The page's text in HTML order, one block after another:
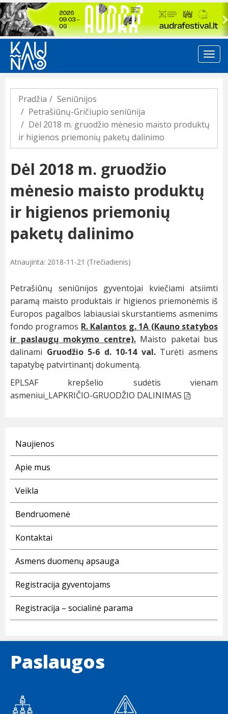
Previous
Pradžia
Seniūnijos
Petrašiūnų-Gričiupio seniūnija
Dėl 2018 m. gruodžio mėnesio maisto produktų
ir higienos priemonių paketų dalinimo
Dėl 2018 m. gruodžio
mėnesio maisto produktų
ir higienos priemonių
paketų dalinimo
Atnaujinta: 2018-11-21 (Trečiadienis)
Petrašiūnų seniūnijos gyventojai kviečiami atsiimti
paramą maisto produktais ir higienos priemonėmis iš
Europos pagalbos labiausiai skurstantiems asmenims
fondo programos R. Kalantos g. 1A (Kauno statybos
ir paslaugų mokymo centre).Maisto paketai bus
dalinami Gruodžio 5-6 d. 10-14 val. Turėti asmens
tapatybę patvirtinantį dokumentą.
EPLSAF krepšelio sudėtis vienam
asmeniui_LAPKRIČIO-GRUODŽIO DALINIMAS
Naujienos
Apie mus
Veikla
Bendruomenė
Kontaktai
Asmens duomenų apsauga
Registracija gyventojams
Registracija – socialinė parama
Paslaugos